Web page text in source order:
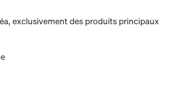
exclusivement des produits principaux